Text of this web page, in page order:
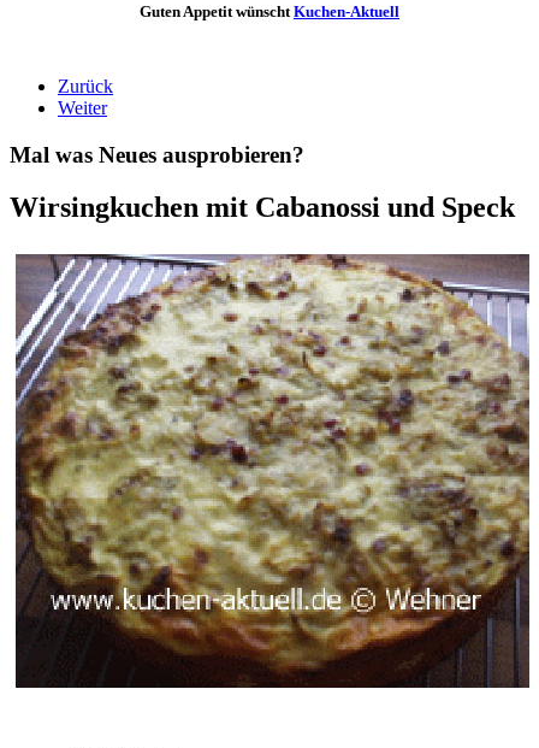
Guten Appetit wünscht Kuchen-Aktuell
Zurück
Weiter
Mal was Neues ausprobieren?
Wirsingkuchen mit Cabanossi und Speck